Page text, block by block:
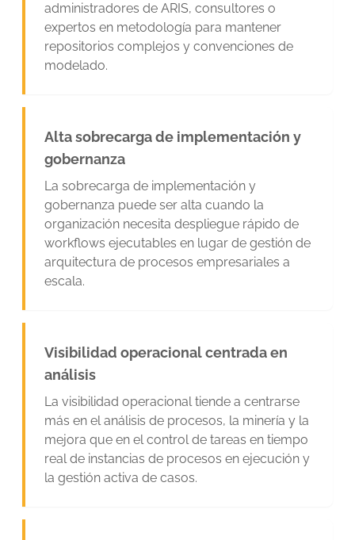
administradores de ARIS, consultores o
expertos en metodología para mantener
repositorios complejos y convenciones de
modelado.
Alta sobrecarga de implementación y
gobernanza
La sobrecarga de implementación y
gobernanza puede ser alta cuando la
organización necesita despliegue rápido de
workflows ejecutables en lugar de gestión de
arquitectura de procesos empresariales a
escala.
Visibilidad operacional centrada en
análisis
La visibilidad operacional tiende a centrarse
más en el análisis de procesos, la minería y la
mejora que en el control de tareas en tiempo
real de instancias de procesos en ejecución y
la gestión activa de casos.